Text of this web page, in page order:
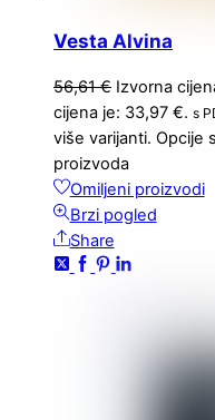
Vesta Alvina
56,61€ Izvorna
cijena je: 33,97 €. s
više varijanti. Opcije
proizvoda
Omiljeni proizvodi
Brzi pogled
Share